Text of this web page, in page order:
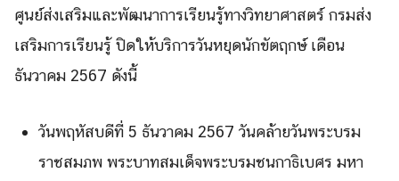
ศูนย์ส่งเสริมและพัฒนาการเรียนรู้ทางวิทยาศาสตร์ กรมส่ง
เสริมการเรียนรู้ ปิดให้บริการวันหยุดนักขัตฤกษ์ เดือน
ธันวาคม 2567 ดังนี้
วันพฤหัสบดีที่ 5 ธันวาคม 2567 วันคล้ายวันพระบรม
ราชสมภพ พระบาทสมเด็จพระบรมชนกาธิเบศร มหา